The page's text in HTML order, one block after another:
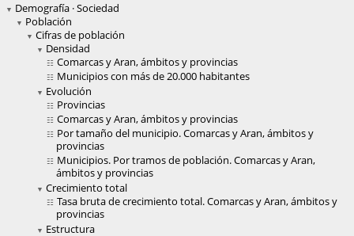
Demografía · Sociedad
Población
Cifras de población
Densidad
Comarcas y Aran, ámbitos y provincias
Municipios con más de 20.000 habitantes
Evolución
Provincias
Comarcas y Aran, ámbitos y provincias
Por tamaño del municipio. Comarcas y Aran, ámbitos y
provincias
Municipios. Por tramos de población. Comarcas y Aran,
ámbitos y provincias
Crecimiento total
Tasa bruta de crecimiento total. Comarcas y Aran, ámbitos y
provincias
Estructura